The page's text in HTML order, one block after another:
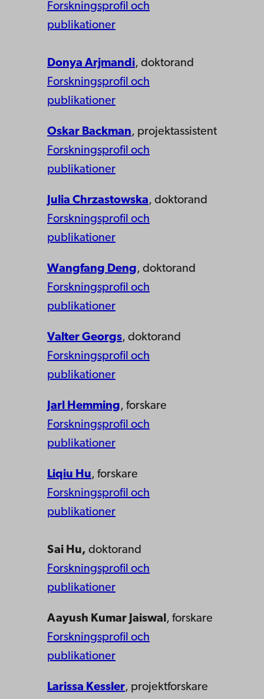
Forskningsprofil och
publikationer
Donya Arjmandi, doktorand
Forskningsprofil och
publikationer
Oskar Backman, projektassistent
Forskningsprofil och
publikationer
Julia Chrzastowska, doktorand
Forskningsprofil och
publikationer
Wangfang Deng, doktorand
Forskningsprofil och
publikationer
Valter Georgs, doktorand
Forskningsprofil och
publikationer
Jarl Hemming, forskare
Forskningsprofil och
publikationer
Liqiu Hu, forskare
Forskningsprofil och
publikationer
Sai Hu, doktorand
Forskningsprofil och
publikationer
Aayush Kumar Jaiswal , forskare
Forskningsprofil och
publikationer
Larissa Kessler, projektforskare